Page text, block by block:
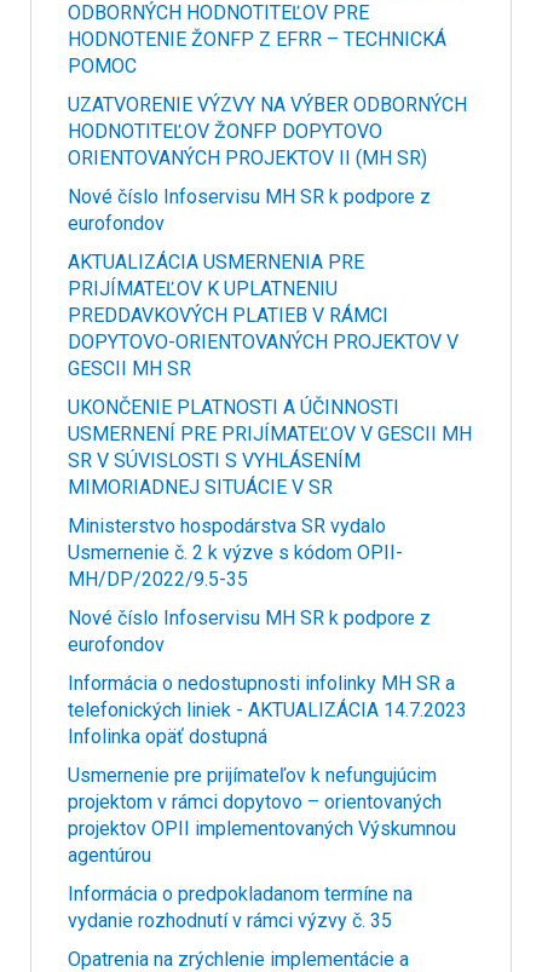
ODBORNÝCH HODNOTITEĽOV PRE
HODNOTENIE ŽONFP Z EFRR – TECHNICKÁ
POMOC
UZATVORENIE VÝZVY NA VÝBER ODBORNÝCH
HODNOTITEĽOV ŽONFP DOPYTOVO
ORIENTOVANÝCH PROJEKTOV II (MH SR)
Nové číslo Infoservisu MH SR k podpore z
eurofondov
AKTUALIZÁCIA USMERNENIA PRE
PRIJÍMATEĽOV K UPLATNENIU
PREDDAVKOVÝCH PLATIEB V RÁMCI
DOPYTOVO-ORIENTOVANÝCH PROJEKTOV V
GESCII MH SR
UKONČENIE PLATNOSTI A ÚČINNOSTI
USMERNENÍ PRE PRIJÍMATEĽOV V GESCII MH
SR V SÚVISLOSTI S VYHLÁSENÍM
MIMORIADNEJ SITUÁCIE V SR
Ministerstvo hospodárstva SR vydalo
Usmernenie č. 2 k výzve s kódom OPII-
MH/DP/2022/9.5-35
Nové číslo Infoservisu MH SR k podpore z
eurofondov
Informácia o nedostupnosti infolinky MH SR a
telefonických liniek - AKTUALIZÁCIA 14.7.2023
Infolinka opäť dostupná
Usmernenie pre prijímateľov k nefungujúcim
projektom v rámci dopytovo – orientovaných
projektov OPII implementovaných Výskumnou
agentúrou
Informácia o predpokladanom termíne na
vydanie rozhodnutí v rámci výzvy č. 35
Opatrenia na zrýchlenie implementácie a